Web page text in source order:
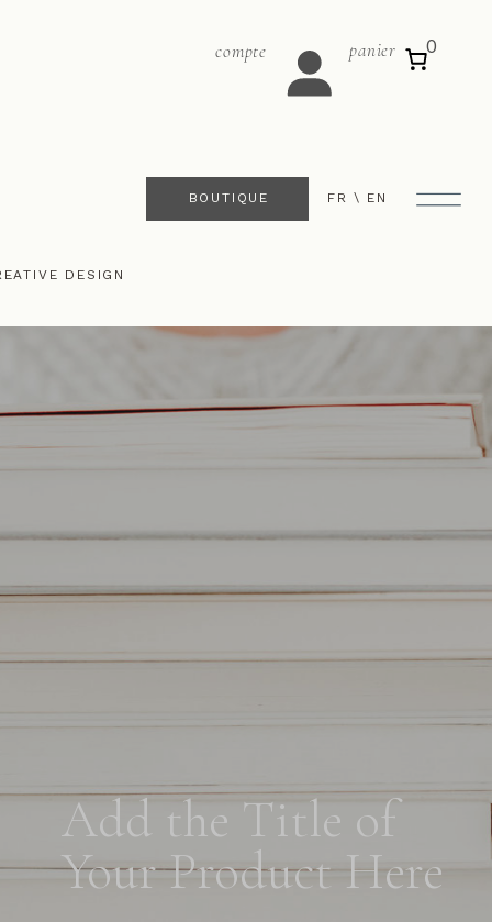
compte panier 0
BOUTIQUE FR \
DESIGN
EN
Add the Title of
Your Product Here